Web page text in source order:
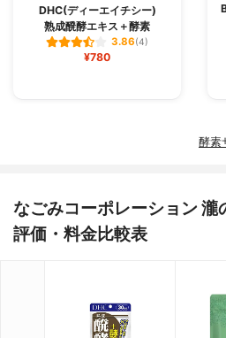
DHC(ディーエイチシー)
熟成醗酵エキス＋酵素
3.86(4)
¥780
酵素
なごみコーポレーション 瀧
評価・料金比較表